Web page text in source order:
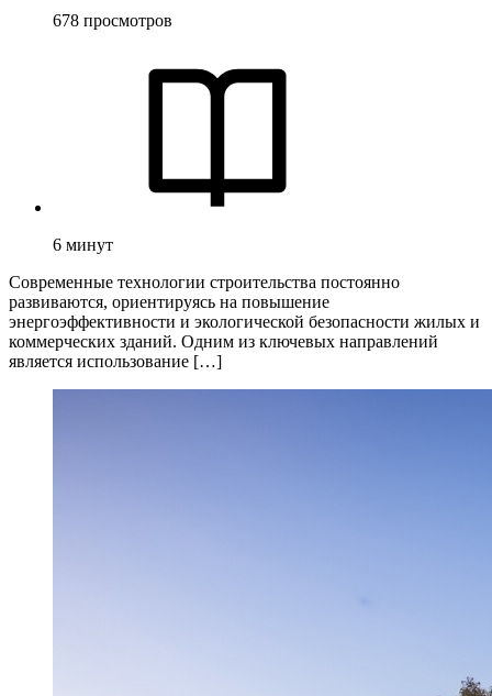
678 просмотров
6 минут
Современные технологии строительства постоянно
развиваются, ориентируясь на повышение
энергоэффективности и экологической безопасности жилых и
коммерческих зданий. Одним из ключевых направлений
является использование […]